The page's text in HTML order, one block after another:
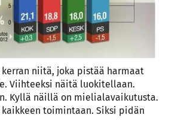
kerran niitä, joka pistää harmaat
Viihteeksi näitä luokitellaan.
Kyllä näillä on mielialavaikutusta.
kaikkeen toimintaan. Siksi pidän